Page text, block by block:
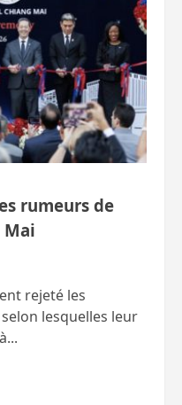
rumeurs de
Mai
rejeté les
lesquelles leur